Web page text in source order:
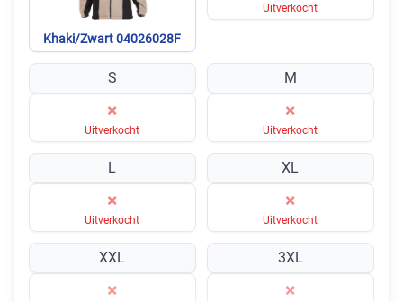
Khaki/Zwart 04026028F
Uitverkocht
S
×
Uitverkocht
M
×
Uitverkocht
L
×
Uitverkocht
XL
×
Uitverkocht
XXL
×
3XL
×